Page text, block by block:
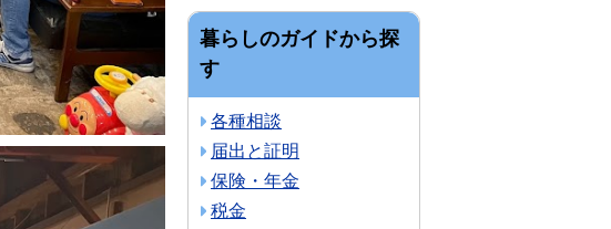
暮らしのガイドから探
す
各種相談
届出と証明
保険・年金
税金